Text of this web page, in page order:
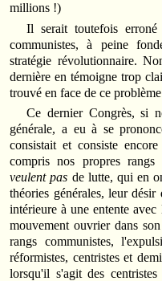
millions !)
Il serait toutefois erroné
communistes, à peine
stratégie révolutionnaire.
dernière en témoigne trop
trouvé en face de ce
Ce dernier Congrès, si
générale, a eu à se
consistait et consiste
compris nos propres rangs
veulent pas de lutte, qui en
théories générales, leur
intérieure à une entente
mouvement ouvrier dans
rangs communistes,
réformistes, centristes et
lorsqu'il s'agit des